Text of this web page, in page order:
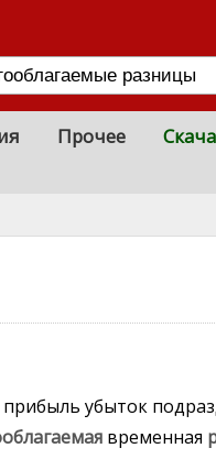
Прочее
прибыль убыток
временная